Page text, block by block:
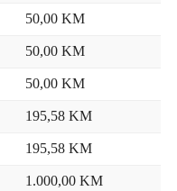
50,00 KM
50,00 KM
50,00 KM
195,58 KM
195,58 KM
1.000,00 KM